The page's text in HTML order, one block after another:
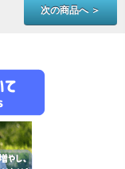
次の商品へ ＞